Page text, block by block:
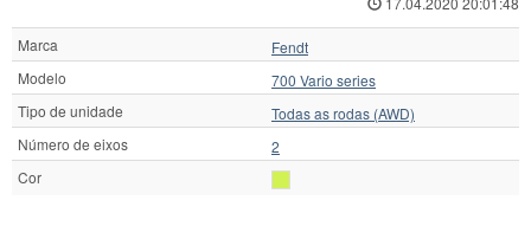
Marca
Fendt
Modelo
700 Vario series
Tipo de unidade
Todas as rodas (AWD)
Número de eixos
2
Cor